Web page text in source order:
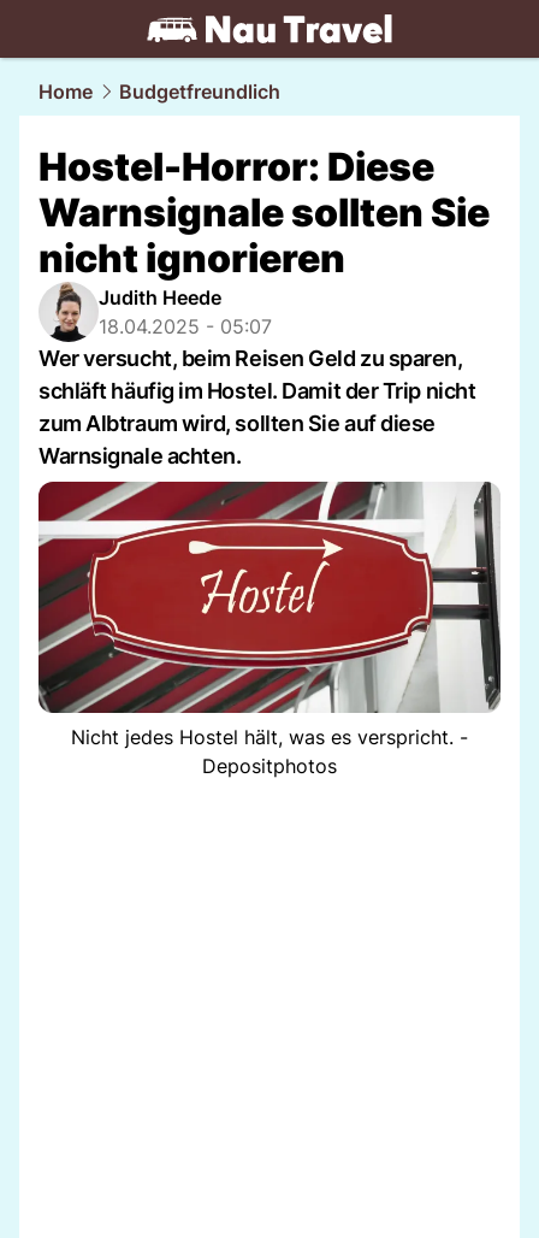
travel.NAU.ch
Home Budgetfreundlich
Hostel-Horror: Diese
Warnsignale sollten Sie
nicht ignorieren
Judith Heede
18.04.2025 - 05:07
Wer versucht, beim Reisen Geld zu sparen,
schläft häufig im Hostel. Damit der Trip nicht
zum Albtraum wird, sollten Sie auf diese
Warnsignale achten.
Nicht jedes Hostel hält, was es verspricht. -
Depositphotos